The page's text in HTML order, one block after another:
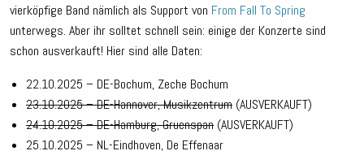
vierköpfige Band nämlich als Support von From Fall To Spring
unterwegs. Aber ihr solltet schnell sein: einige der Konzerte sind
schon ausverkauft! Hier sind alle Daten:
22.10.2025 – DE-Bochum, Zeche Bochum
23.10.2025 – DE-Hannover, Musikzentrum (AUSVERKAUFT)
24.10.2025 – DE-Hamburg, Gruenspan (AUSVERKAUFT)
25.10.2025 – NL-Eindhoven, De Effenaar